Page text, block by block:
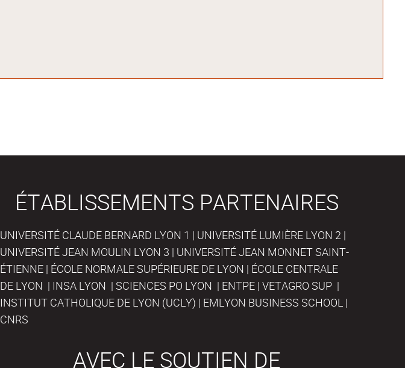
ÉTABLISSEMENTS PARTENAIRES
UNIVERSITÉ CLAUDE BERNARD LYON 1 | UNIVERSITÉ LUMIÈRE LYON 2 |
UNIVERSITÉ JEAN MOULIN LYON 3 | UNIVERSITÉ JEAN MONNET SAINT-
ÉTIENNE | ÉCOLE NORMALE SUPÉRIEURE DE LYON | ÉCOLE CENTRALE
DE LYON | INSA LYON | SCIENCES PO LYON | ENTPE | VETAGRO SUP |
INSTITUT CATHOLIQUE DE LYON (UCLY) | EMLYON BUSINESS SCHOOL |
CNRS
AVEC LE SOUTIEN DE